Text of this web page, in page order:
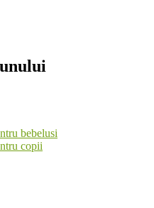
bebelusi
copii